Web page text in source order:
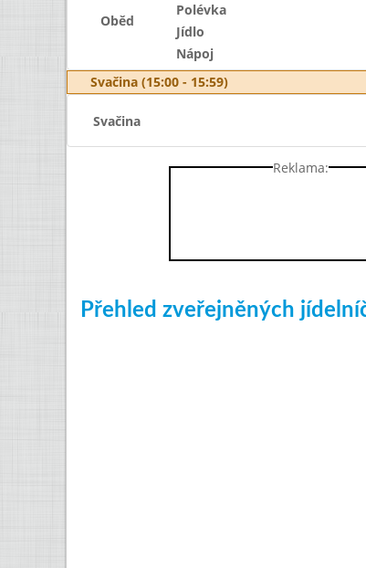
Oběd
Polévka
Jídlo
Nápoj
Svačina (15:00 - 15:59)
Svačina
Reklama:
Přehled zveřejněných